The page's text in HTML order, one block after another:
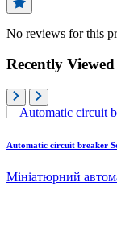
No reviews for this
Recently Viewed
Automatic circuit breaker
Мініатюрний